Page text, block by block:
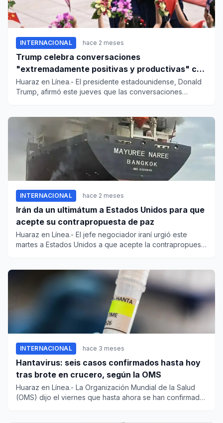
INTERNACIONAL hace 2 meses
Trump celebra conversaciones
"extremadamente positivas y productivas" con
Xi Jinping
Huaraz en Línea.- El presidente estadounidense, Donald
Trump, afirmó este jueves que las conversaciones
INTERNACIONAL hace 2 meses
Irán da un ultimátum a Estados Unidos para que
acepte su contrapropuesta de paz
Huaraz en Línea.- El jefe negociador iraní urgió este
martes a Estados Unidos a que acepte la contrapropuesta
INTERNACIONAL hace 3 meses
Hantavirus: seis casos confirmados hasta hoy
tras brote en crucero, según la OMS
Huaraz en Línea.- La Organización Mundial de la Salud
(OMS) dijo el viernes que hasta ahora se han confirmado